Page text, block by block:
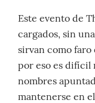
Este evento de
cargados, sin
sirvan como
por eso es difícil
nombres
mantenerse en